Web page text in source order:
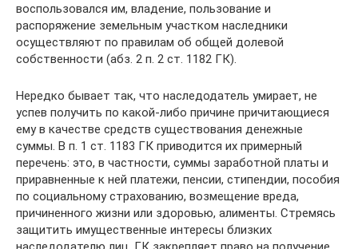
воспользовался им, владение, пользование и
распоряжение земельным участком наследники
осуществляют по правилам об общей долевой
собственности (абз. 2 п. 2 ст. 1182 ГК).
Нередко бывает так, что наследодатель умирает, не
успев получить по какой-либо причине причитающиеся
ему в качестве средств существования денежные
суммы. В п. 1 ст. 1183 ГК приводится их примерный
перечень: это, в частности, суммы заработной платы и
приравненные к ней платежи, пенсии, стипендии, пособия
по социальному страхованию, возмещение вреда,
причиненного жизни или здоровью, алименты. Стремясь
защитить имущественные интересы близких